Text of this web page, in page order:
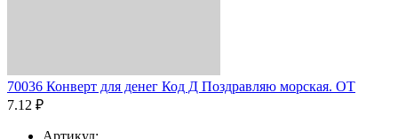
70036 Конверт для денег Код Д Поздравляю морская. ОТ
7.12 ₽
Артикул: